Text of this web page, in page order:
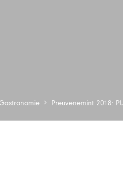
Preuvenemint 2018: